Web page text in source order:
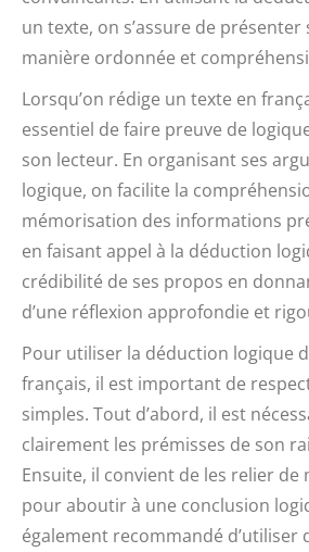
un texte, on s’assure de présenter
manière ordonnée et
Lorsqu’on rédige un texte en
essentiel de faire preuve de
son lecteur. En organisant ses
logique, on facilite la
mémorisation des informations
en faisant appel à la déduction
crédibilité de ses propos en
d’une réflexion approfondie et
Pour utiliser la déduction logique
français, il est important de
simples. Tout d’abord, il est
clairement les prémisses de son
Ensuite, il convient de les relier
pour aboutir à une conclusion
également recommandé d’utiliser